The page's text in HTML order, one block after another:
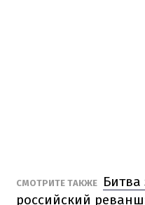
СМОТРИТЕ ТАКЖЕ
российский